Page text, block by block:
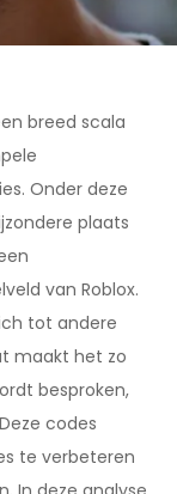
breed scala
Onder deze
plaats
van Roblox.
tot andere
maakt het zo
besproken,
codes
te verbeteren